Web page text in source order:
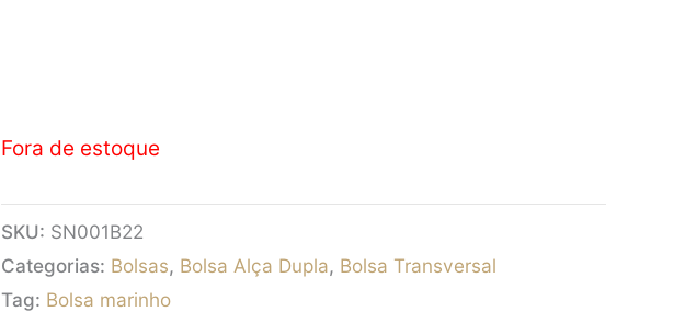
Fora de estoque
SKU: SN001B22
Categorias: Bolsas, Bolsa Alça Dupla, Bolsa Transversal
Tag: Bolsa marinho